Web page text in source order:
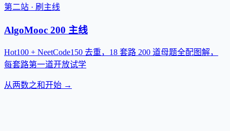
第二站 · 刷主线
AlgoMooc 200 主线
Hot100 + NeetCode150 去重，18 套路 200 道母题全配图解，
每套路第一道开放试学
从两数之和开始 →